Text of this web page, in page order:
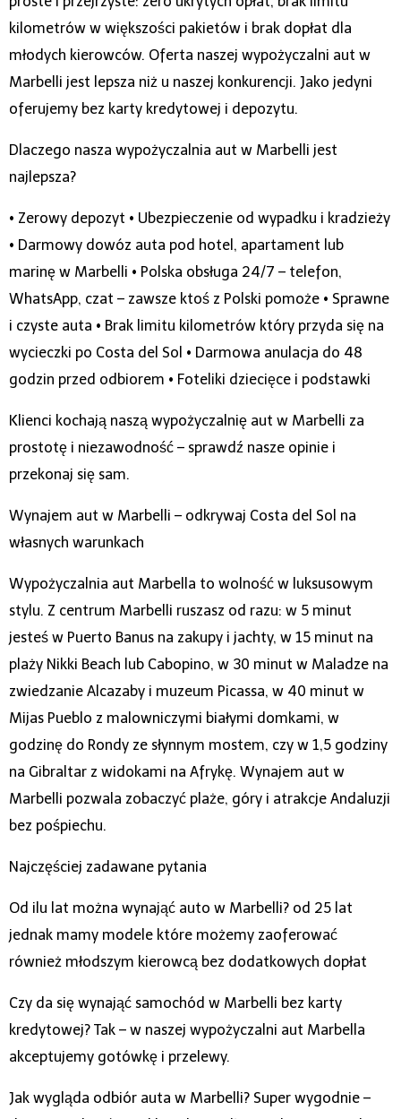
kilometrów w większości pakietów i brak dopłat dla
młodych kierowców. Oferta naszej wypożyczalni aut w
Marbelli jest lepsza niż u naszej konkurencji. Jako jedyni
oferujemy bez karty kredytowej i depozytu.
Dlaczego nasza wypożyczalnia aut w Marbelli jest
najlepsza?
• Zerowy depozyt • Ubezpieczenie od wypadku i kradzieży
• Darmowy dowóz auta pod hotel, apartament lub
marinę w Marbelli • Polska obsługa 24/7 – telefon,
WhatsApp, czat – zawsze ktoś z Polski pomoże • Sprawne
i czyste auta • Brak limitu kilometrów który przyda się na
wycieczki po Costa del Sol • Darmowa anulacja do 48
godzin przed odbiorem • Foteliki dziecięce i podstawki
Klienci kochają naszą wypożyczalnię aut w Marbelli za
prostotę i niezawodność – sprawdź nasze opinie i
przekonaj się sam.
Wynajem aut w Marbelli – odkrywaj Costa del Sol na
własnych warunkach
Wypożyczalnia aut Marbella to wolność w luksusowym
stylu. Z centrum Marbelli ruszasz od razu: w 5 minut
jesteś w Puerto Banus na zakupy i jachty, w 15 minut na
plaży Nikki Beach lub Cabopino, w 30 minut w Maladze na
zwiedzanie Alcazaby i muzeum Picassa, w 40 minut w
Mijas Pueblo z malowniczymi białymi domkami, w
godzinę do Rondy ze słynnym mostem, czy w 1,5 godziny
na Gibraltar z widokami na Afrykę. Wynajem aut w
Marbelli pozwala zobaczyć plaże, góry i atrakcje Andaluzji
bez pośpiechu.
Najczęściej zadawane pytania
Od ilu lat można wynająć auto w Marbelli? od 25 lat
jednak mamy modele które możemy zaoferować
również młodszym kierowcą bez dodatkowych dopłat
Czy da się wynająć samochód w Marbelli bez karty
kredytowej? Tak – w naszej wypożyczalni aut Marbella
akceptujemy gotówkę i przelewy.
Jak wygląda odbiór auta w Marbelli? Super wygodnie –